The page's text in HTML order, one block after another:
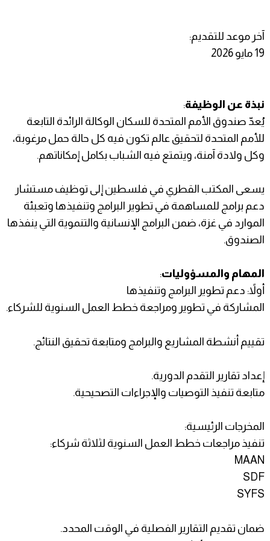
آخر موعد للتقديم:
19 مايو 2026
نبذة عن الوظيفة:
يُعدّ صندوق الأمم المتحدة للسكان الوكالة الرائدة التابعة
للأمم المتحدة لتحقيق عالم تكون فيه كل حالة حمل مرغوبة،
وكل ولادة آمنة، ويتمتع فيه الشباب بكامل إمكاناتهم.
يسعى المكتب القطري في فلسطين إلى توظيف مستشار
دعم برامج للمساهمة في تطوير البرامج وتنفيذها وتعبئة
الموارد في غزة، ضمن البرامج الإنسانية والتنموية التي ينفذها
الصندوق.
المهام والمسؤوليات:
أولاً: دعم تطوير البرامج وتنفيذها
المشاركة في تطوير ومراجعة خطط العمل السنوية للشركاء.
تقييم أنشطة المشاريع والبرامج ومتابعة تحقيق النتائج.
إعداد تقارير التقدم الدورية.
متابعة تنفيذ التوصيات والإجراءات التصحيحية.
المخرجات الرئيسية:
تنفيذ مراجعات خطط العمل السنوية لثلاثة شركاء:
MAAN
SDF
SYFS
ضمان تقديم التقارير الفصلية في الوقت المحدد.